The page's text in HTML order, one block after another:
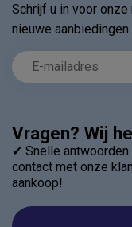
Vragen? Wij
✔ Snelle
contact met onze
aankoop!
Schrijf u in voor
nieuwe